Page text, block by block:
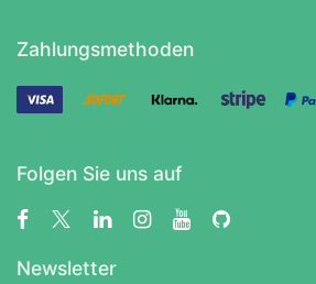
Zahlungsmethoden
Folgen Sie uns auf
Newsletter